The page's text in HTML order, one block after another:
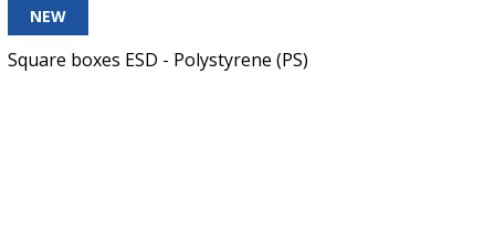
NEW
Square boxes ESD - Polystyrene (PS)